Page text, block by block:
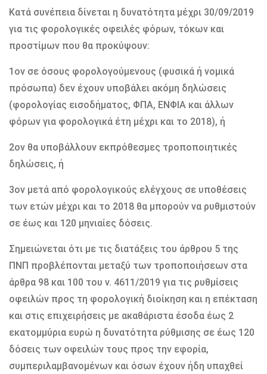
Κατά συνέπεια δίνεται η δυνατότητα μέχρι 30/09/2019
για τις φορολογικές οφειλές φόρων, τόκων και
προστίμων που θα προκύψουν:
1ον σε όσους φορολογούμενους (φυσικά ή νομικά
πρόσωπα) δεν έχουν υποβάλει ακόμη δηλώσεις
(φορολογίας εισοδήματος, ΦΠΑ, ΕΝΦΙΑ και άλλων
φόρων για φορολογικά έτη μέχρι και το 2018), ή
2ον θα υποβάλλουν εκπρόθεσμες τροποποιητικές
δηλώσεις, ή
3ον μετά από φορολογικούς ελέγχους σε υποθέσεις
των ετών μέχρι και το 2018 θα μπορούν να ρυθμιστούν
σε έως και 120 μηνιαίες δόσεις.
Σημειώνεται ότι με τις διατάξεις του άρθρου 5 της
ΠΝΠ προβλέπονται μεταξύ των τροποποιήσεων στα
άρθρα 98 και 100 του ν. 4611/2019 για τις ρυθμίσεις
οφειλών προς τη φορολογική διοίκηση και η επέκταση
και στις επιχειρήσεις με ακαθάριστα έσοδα έως 2
εκατομμύρια ευρώ η δυνατότητα ρύθμισης σε έως 120
δόσεις των οφειλών τους προς την εφορία,
συμπεριλαμβανομένων και όσων έχουν ήδη υπαχθεί